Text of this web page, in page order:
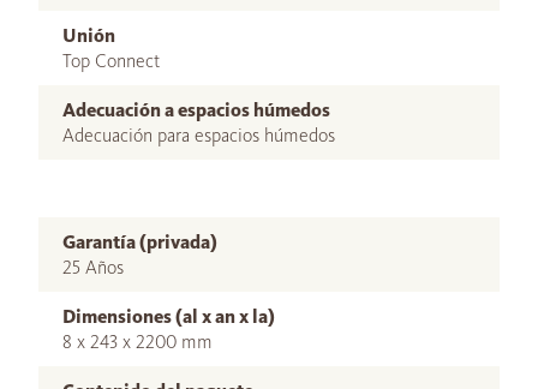
Unión
Top Connect
Adecuación a espacios húmedos
Adecuación para espacios húmedos
Garantía (privada)
25 Años
Dimensiones (al x an x la)
8 x 243 x 2200 mm